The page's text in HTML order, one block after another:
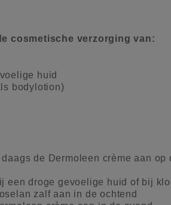
cosmetische verzorging van:
huid
bodylotion)
daags de Dermoleen crème aan op
een droge gevoelige huid of bij
zalf aan in de ochtend